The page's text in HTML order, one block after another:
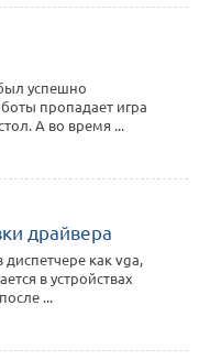
успешно
пропадает игра
А во время ...
драйвера
как vga,
в устройствах
...